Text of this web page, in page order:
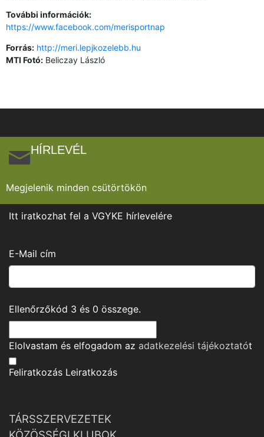
További információk:
https://www.facebook.com/merisportnap
Forrás: http://meri.lepjkozelebb.hu
MTI Fotó: Beliczay László
HÍRLEVÉL
Megjelenik minden csütörtökön
Itt iratkozhat fel a VGYKE hírlevelére
E-Mail cím
Ellenőrzőkód 3 és 0 összege.
Elolvastam és elfogadom az adatkezelési tájékoztatót
Feliratkozás Leiratkozás
TÁRSSZERVEZETEK